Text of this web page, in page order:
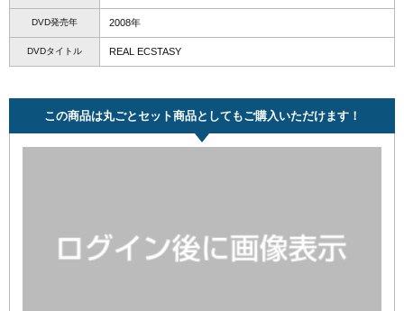
DVD発売年 2008年
DVDタイトル REAL ECSTASY
この商品は丸ごとセット商品としてもご購入いただけます！